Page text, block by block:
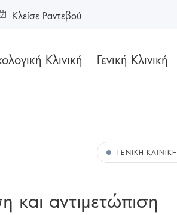
Κλινική Γενική Κλινική
Κλείσε Ραντεβού
ΓΕΝΙΚΉ ΚΛΙΝΙΚΉ
αντιμετώπιση